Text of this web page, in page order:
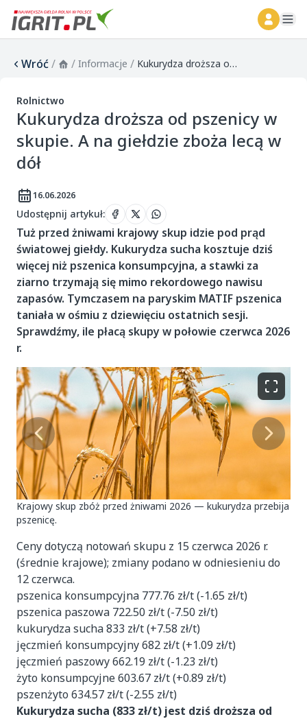
Wróć/ / Informacje / Kukurydza droższa od pszenicy w skupie. A na giełdzie zboża lecą w dół
Rolnictwo
Kukurydza droższa od pszenicy w
skupie. A na giełdzie zboża lecą w
dół
16.06.2026
Udostępnij artykuł:
Tuż przed żniwami krajowy skup idzie pod prąd
światowej giełdy. Kukurydza sucha kosztuje dziś
więcej niż pszenica konsumpcyjna, a stawki za
ziarno trzymają się mimo rekordowego nawisu
zapasów. Tymczasem na paryskim MATIF pszenica
taniała w ośmiu z dziewięciu ostatnich sesji.
Sprawdźmy, ile płacą skupy w połowie czerwca 2026
r.
Krajowy skup zbóż przed żniwami 2026 — kukurydza przebija
pszenicę.
Ceny dotyczą notowań skupu z 15 czerwca 2026 r.
(średnie krajowe); zmiany podano w odniesieniu do
12 czerwca.
pszenica konsumpcyjna 777.76 zł/t (-1.65 zł/t)
pszenica paszowa 722.50 zł/t (-7.50 zł/t)
kukurydza sucha 833 zł/t (+7.58 zł/t)
jęczmień konsumpcyjny 682 zł/t (+1.09 zł/t)
jęczmień paszowy 662.19 zł/t (-1.23 zł/t)
żyto konsumpcyjne 603.67 zł/t (+0.89 zł/t)
pszenżyto 634.57 zł/t (-2.55 zł/t)
Kukurydza sucha (833 zł/t) jest dziś droższa od